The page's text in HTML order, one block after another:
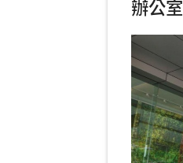
辦公